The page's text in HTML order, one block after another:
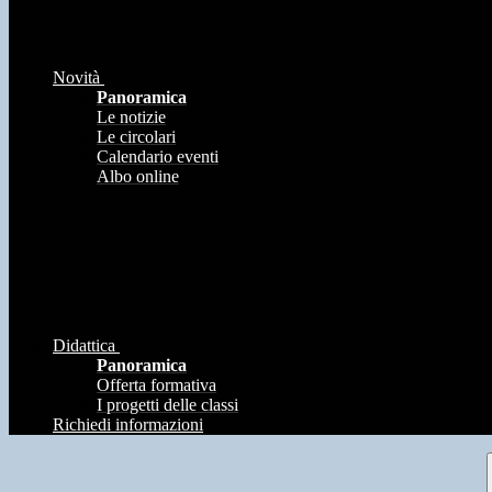
Novità
Panoramica
Le notizie
Le circolari
Calendario eventi
Albo online
Didattica
Panoramica
Offerta formativa
I progetti delle classi
Richiedi informazioni